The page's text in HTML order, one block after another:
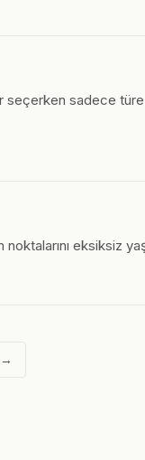
seçerken sadece
eksiksiz